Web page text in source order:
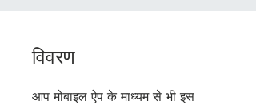
विवरण
आप मोबाइल ऐप के माध्यम से भी इस